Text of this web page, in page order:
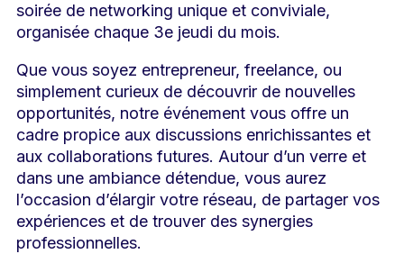
soirée de networking unique et conviviale,
organisée chaque 3e jeudi du mois.
Que vous soyez entrepreneur, freelance, ou
simplement curieux de découvrir de nouvelles
opportunités, notre événement vous offre un
cadre propice aux discussions enrichissantes et
aux collaborations futures. Autour d’un verre et
dans une ambiance détendue, vous aurez
l’occasion d’élargir votre réseau, de partager vos
expériences et de trouver des synergies
professionnelles.